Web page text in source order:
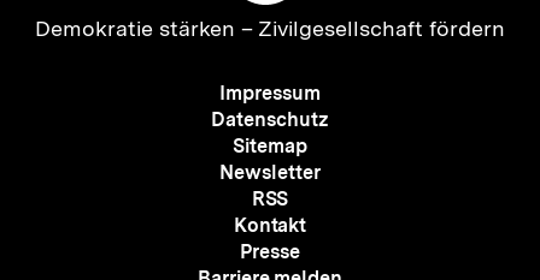
Zur
Demokratie stärken – Zivilgesellschaft fördern
Meta-
Navigation
Impressum
Datenschutz
Sitemap
Newsletter
RSS
Kontakt
Presse